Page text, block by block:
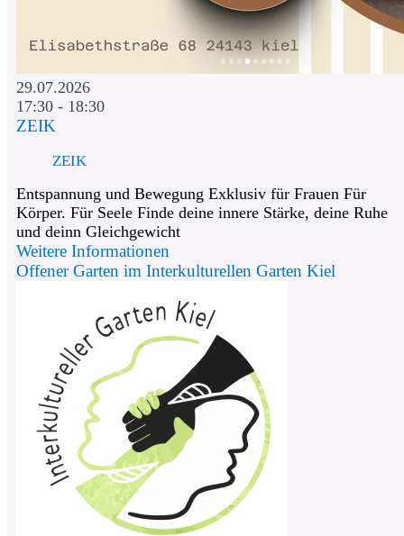
29.07.2026
17:30 - 18:30
ZEIK
ZEIK
Entspannung und Bewegung Exklusiv für Frauen Für
Körper. Für Seele Finde deine innere Stärke, deine Ruhe
und deinn Gleichgewicht
Weitere Informationen
Offener Garten im Interkulturellen Garten Kiel